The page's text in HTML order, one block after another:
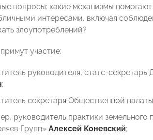
вопросы: какие механизмы
интересами, включая
злоупотреблений?
участие:
руководителя, статс-
;
секретаря Общественной
руководитель практики
Групп» Алексей Коневский;